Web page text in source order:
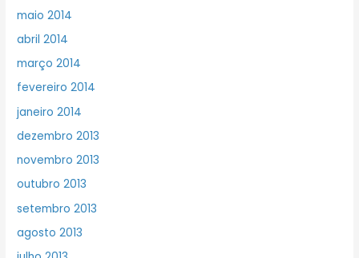
maio 2014
abril 2014
março 2014
fevereiro 2014
janeiro 2014
dezembro 2013
novembro 2013
outubro 2013
setembro 2013
agosto 2013